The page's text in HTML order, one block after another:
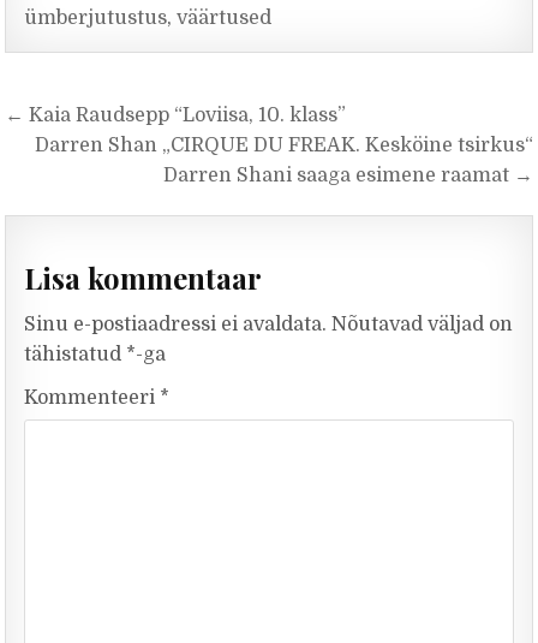
ümberjutustus,väärtused
Navigeerimine
← Kaia Raudsepp “Loviisa, 10. klass”
Darren Shan „CIRQUE DU FREAK. Kesköine tsirkus“
Darren Shani saaga esimene raamat →
Lisa kommentaar
Sinu e-postiaadressi ei avaldata. Nõutavad väljad on
tähistatud *-ga
Kommenteeri *